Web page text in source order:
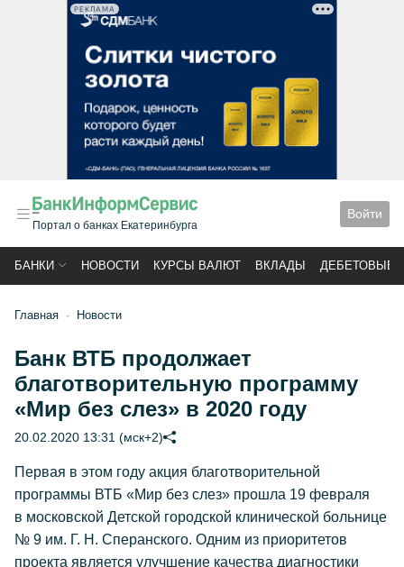
РЕКЛАМА
Портал о банках Екатеринбурга
Войти
БАНКИ НОВОСТИ КУРСЫ ВАЛЮТ ВКЛАДЫ ДЕБЕТОВЫЕ
Главная Новости
Банк ВТБ продолжает
благотворительную программу
«Мир без слез» в 2020 году
20.02.2020 13:31 (мск+2)
Первая в этом году акция благотворительной
программы ВТБ «Мир без слез» прошла 19 февраля
в московской Детской городской клинической больнице
№ 9 им. Г. Н. Сперанского. Одним из приоритетов
проекта является улучшение качества диагностики